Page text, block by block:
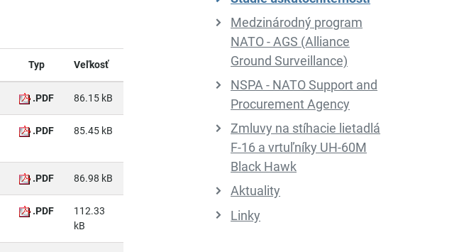
Typ Veľkosť
.PDF 86.15 kB
.PDF 85.45 kB
.PDF 86.98 kB
.PDF
112.33
kB
Medzinárodný program
NATO - AGS (Alliance
Ground Surveillance)
NSPA - NATO Support and
Procurement Agency
Zmluvy na stíhacie lietadlá
F-16 a vrtuľníky UH-60M
Black Hawk
Aktuality
Linky